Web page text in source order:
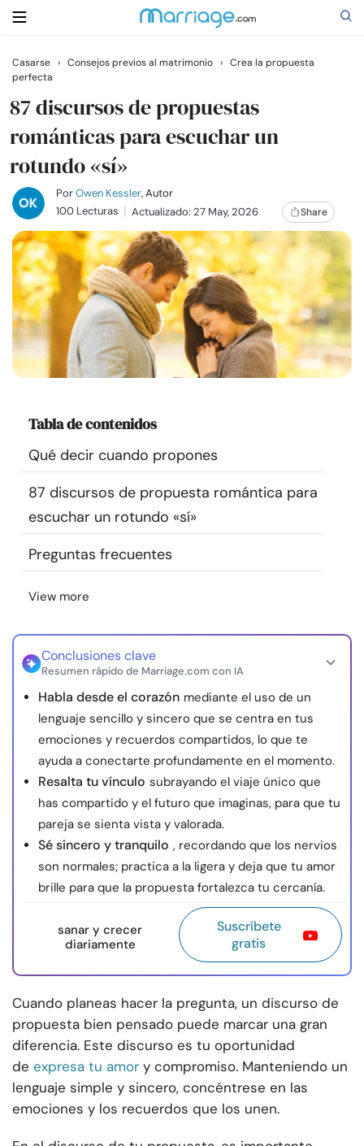
Buscar
Casarse
Relaciones
Familia
Ayuda
Cursos
Recursos
Comunidad
Encuentra un terapeuta
Idioma
© Copyright 2026. Todos los derechos reservados.
Casarse › Consejos previos al matrimonio › Crea la propuesta
perfecta
87 discursos de propuestas
románticas para escuchar un
rotundo «sí»
PorOwen Kessler, Autor
100 Lecturas
Actualizado: 27 May, 2026 Share
Tabla de contenidos
Qué decir cuando propones
87 discursos de propuesta romántica para
escuchar un rotundo «sí»
Preguntas frecuentes
View more
Conclusiones clave
Resumen rápido de Marriage.com con IA
Habla desde el corazón mediante el uso de un
lenguaje sencillo y sincero que se centra en tus
emociones y recuerdos compartidos, lo que te
ayuda a conectarte profundamente en el momento.
Resalta tu vínculo subrayando el viaje único que
has compartido y el futuro que imaginas, para que tu
pareja se sienta vista y valorada.
Sé sincero y tranquilo , recordando que los nervios
son normales; practica a la ligera y deja que tu amor
brille para que la propuesta fortalezca tu cercanía.
sanar y crecer
diariamente
Suscríbete
gratis
Cuando planeas hacer la pregunta, un discurso de
propuesta bien pensado puede marcar una gran
diferencia. Este discurso es tu oportunidad
de expresa tu amor y compromiso. Manteniendo un
lenguaje simple y sincero, concéntrese en las
emociones y los recuerdos que los unen.